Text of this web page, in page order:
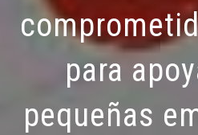
para
pequeñas